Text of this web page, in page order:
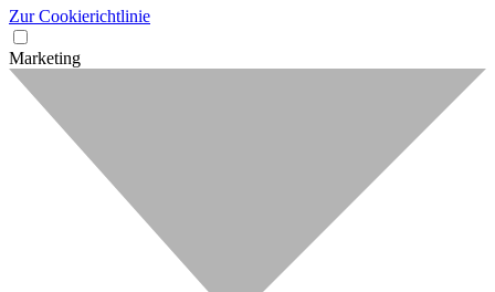
Zur Cookierichtlinie
Marketing